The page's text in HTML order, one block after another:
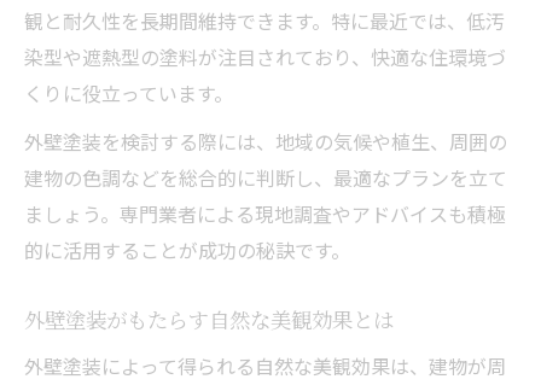
観と耐久性を長期間維持できます。特に最近では、低汚
染型や遮熱型の塗料が注目されており、快適な住環境づ
くりに役立っています。
外壁塗装を検討する際には、地域の気候や植生、周囲の
建物の色調などを総合的に判断し、最適なプランを立て
ましょう。専門業者による現地調査やアドバイスも積極
的に活用することが成功の秘訣です。
外壁塗装がもたらす自然な美観効果とは
外壁塗装によって得られる自然な美観効果は、建物が周